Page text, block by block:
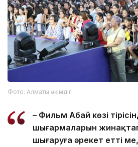
Фото: Алматы әкімдігі
– Фильм Абай көзі
шығармаларын
шығаруға әрекет етті